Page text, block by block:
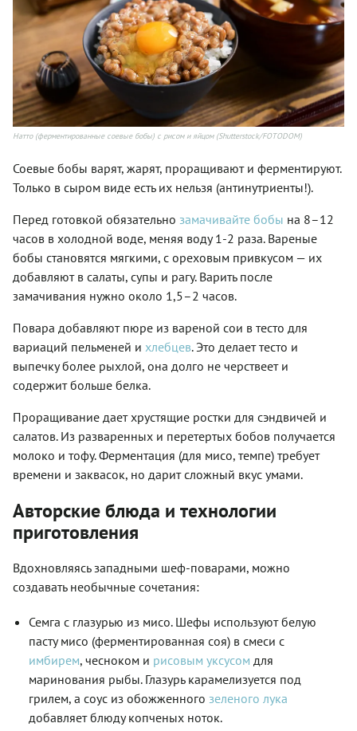
Натто (ферментированные соевые бобы) с рисом и яйцом (Shutterstock/FOTODOM)
Соевые бобы варят, жарят, проращивают и ферментируют.
Только в сыром виде есть их нельзя (антинутриенты!).
Перед готовкой обязательно замачивайте бобы на 8–12
часов в холодной воде, меняя воду 1-2 раза. Вареные
бобы становятся мягкими, с ореховым привкусом — их
добавляют в салаты, супы и рагу. Варить после
замачивания нужно около 1,5–2 часов.
Повара добавляют пюре из вареной сои в тесто для
вариаций пельменей и хлебцев. Это делает тесто и
выпечку более рыхлой, она долго не черствеет и
содержит больше белка.
Проращивание дает хрустящие ростки для сэндвичей и
салатов. Из разваренных и перетертых бобов получается
молоко и тофу. Ферментация (для мисо, темпе) требует
времени и заквасок, но дарит сложный вкус умами.
Авторские блюда и технологии
приготовления
Вдохновляясь западными шеф-поварами, можно
создавать необычные сочетания:
Семга с глазурью из мисо. Шефы используют белую
пасту мисо (ферментированная соя) в смеси с
имбирем, чесноком и рисовым уксусом для
маринования рыбы. Глазурь карамелизуется под
грилем, а соус из обожженного зеленого лука
добавляет блюду копченых ноток.